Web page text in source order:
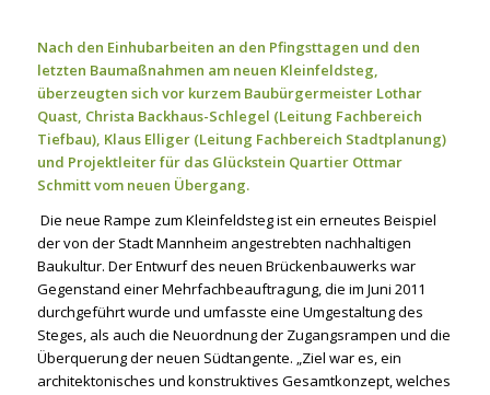
Nach den Einhubarbeiten an den Pfingsttagen und den
letzten Baumaßnahmen am neuen Kleinfeldsteg,
überzeugten sich vor kurzem Baubürgermeister Lothar
Quast, Christa Backhaus-Schlegel (Leitung Fachbereich
Tiefbau), Klaus Elliger (Leitung Fachbereich Stadtplanung)
und Projektleiter für das Glückstein Quartier Ottmar
Schmitt vom neuen Übergang.
Die neue Rampe zum Kleinfeldsteg ist ein erneutes Beispiel
der von der Stadt Mannheim angestrebten nachhaltigen
Baukultur. Der Entwurf des neuen Brückenbauwerks war
Gegenstand einer Mehrfachbeauftragung, die im Juni 2011
durchgeführt wurde und umfasste eine Umgestaltung des
Steges, als auch die Neuordnung der Zugangsrampen und die
Überquerung der neuen Südtangente. „Ziel war es, ein
architektonisches und konstruktives Gesamtkonzept, welches